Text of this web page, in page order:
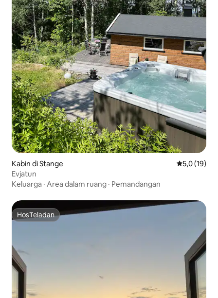
Kabin di Stange Nilai rata-
5,0 (19)
Evjatun
Keluarga · Area dalam ruang · Pemandangan
HosTeladan
HosTeladan